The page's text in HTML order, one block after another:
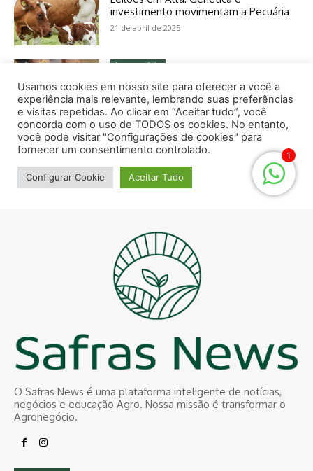
O Safras News é uma plataforma inteligente de notícias,
negócios e educação Agro. Nossa missão é transformar o
Agronegócio.